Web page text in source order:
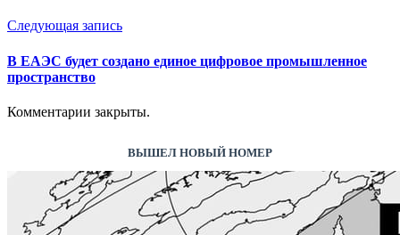
Следующая запись
В ЕАЭС будет создано единое цифровое промышленное
пространство
Комментарии закрыты.
ВЫШЕЛ НОВЫЙ НОМЕР